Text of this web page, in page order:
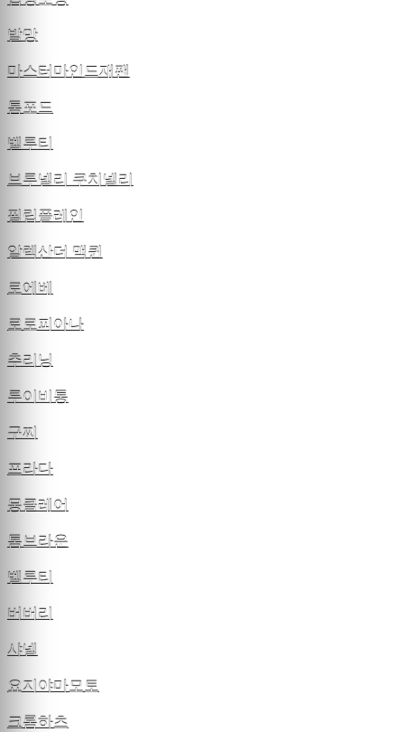
발망
마스터마인드재팬
톰포드
벨루티
브루넬리 쿠치넬리
필립플레인
알렉산더 맥퀸
로에베
로로피아나
추리닝
루이비통
구찌
프라다
몽클레어
톰브라운
벨루티
버버리
샤넬
요지야마모토
크롬하츠